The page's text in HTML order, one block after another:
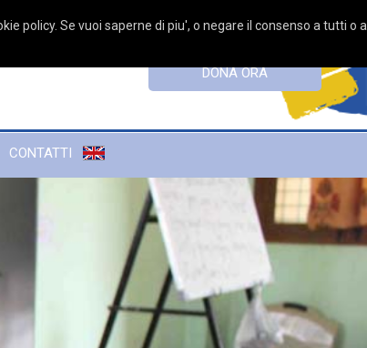
DONA ORA
CONTATTI
policy. Se vuoi saperne di piu', o negare il consenso a tutti o